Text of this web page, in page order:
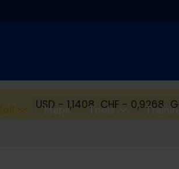
Maps Tools
USD - 1,1408 CHF - 0,9268